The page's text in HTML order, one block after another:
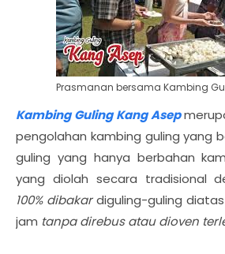
Prasmanan bersama Kambing
Kambing Guling Kang Asep
pengolahan kambing guling yang
guling yang hanya berbahan
yang diolah secara tradisional
100% dibakardiguling-guling
jam tanpa direbus atau dioven